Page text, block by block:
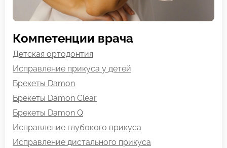
Компетенции врача
Детская ортодонтия
Исправление прикуса у детей
Брекеты Damon
Брекеты Damon Clear
Брекеты Damon Q
Исправление глубокого прикуса
Исправление дистального прикуса